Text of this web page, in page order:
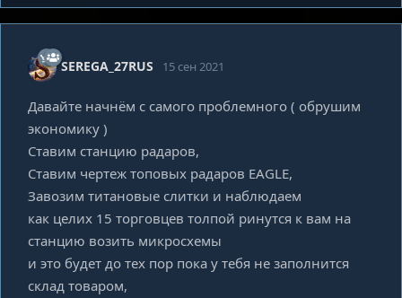
SEREGA_27RUS 15 сен 2021
Давайте начнём с самого проблемного ( обрушим
экономику )
Ставим станцию радаров,
Ставим чертеж топовых радаров EAGLE,
Завозим титановые слитки и наблюдаем
как целих 15 торговцев толпой ринутся к вам на
станцию возить микросхемы
и это будет до тех пор пока у тебя не заполнится
склад товаром,